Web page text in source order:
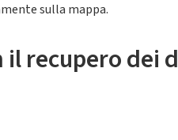
sulla mappa.
il recupero dei